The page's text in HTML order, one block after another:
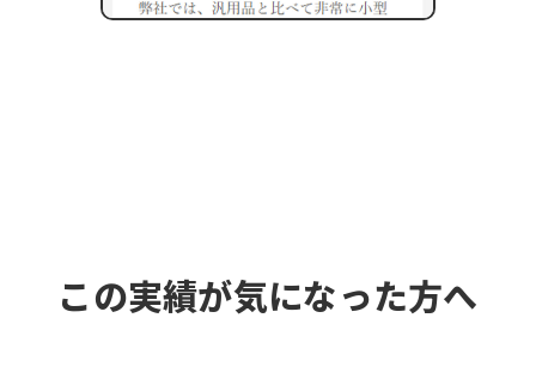
この実績が気になった方へ